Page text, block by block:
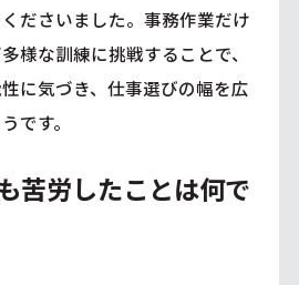
ださいました。事務作業だけ
様な訓練に挑戦することで、
に気づき、仕事選びの幅を広
です。
苦労したことは何で